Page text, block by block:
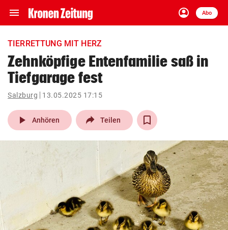
menu Navigation
ein-/ausklappen
account_circle
Anmelden
Abo
close Schließen
account_circle Anmelden
pin_drop
Wien arrow_right
bookmark
Suchbegriff
eingeben
TIERRETTUNG MIT HERZ
Zehnköpfige Entenfamilie saß in
Tiefgarage fest
Salzburg 13.05.2025 17:15
play_arrow Anhören Teilen